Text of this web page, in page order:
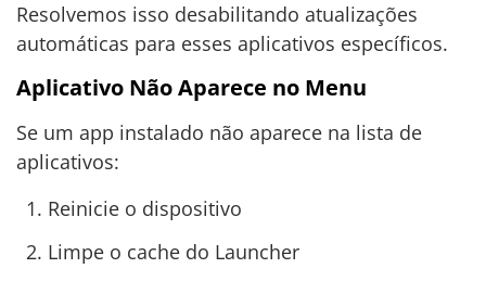
Resolvemos isso desabilitando atualizações
automáticas para esses aplicativos específicos.
Aplicativo Não Aparece no Menu
Se um app instalado não aparece na lista de
aplicativos:
Reinicie o dispositivo
Limpe o cache do Launcher